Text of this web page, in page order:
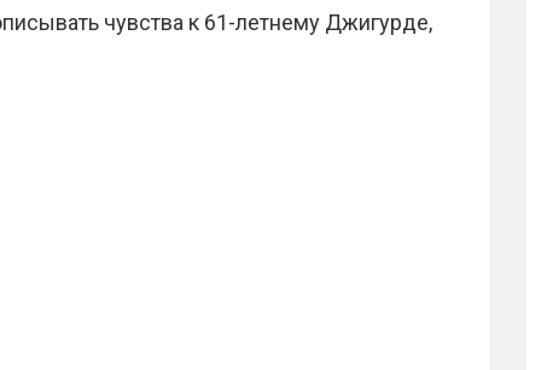
чувства к 61-летнему Джигурде,